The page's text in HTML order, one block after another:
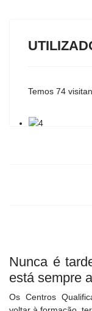
Temos 74
Nunca é
está sempre
Os Centros